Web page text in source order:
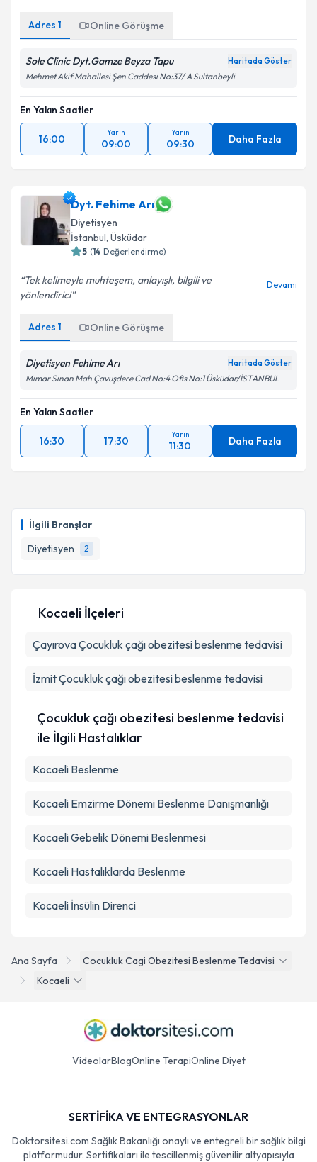
İlgili Branşlar
Diyetisyen
2
Adres 1 Online Görüşme
Sole Clinic Dyt.Gamze Beyza Tapu Haritada Göster
Mehmet Akif Mahallesi Şen Caddesi No:37/ A Sultanbeyli
En Yakın Saatler
16:00
Yarın
09:00
Yarın
09:30 Daha Fazla
Dyt. Fehime Arı
Diyetisyen
İstanbul, Üsküdar
5 (14 Değerlendirme)
Tek kelimeyle muhteşem, anlayışlı, bilgili ve
yönlendirici
Devamı
Adres 1 Online Görüşme
Diyetisyen Fehime Arı Haritada Göster
Mimar Sinan Mah Çavuşdere Cad No:4 Ofis No:1 Üsküdar/İSTANBUL
En Yakın Saatler
16:30 17:30
Yarın
11:30 Daha Fazla
Ana Sayfa
Cocukluk Cagi Obezitesi Beslenme Tedavisi
Kocaeli
Kocaeli İlçeleri
ÇayırovaÇocukluk çağı obezitesi beslenme tedavisi
İzmitÇocukluk çağı obezitesi beslenme tedavisi
Çocukluk çağı obezitesi beslenme tedavisi
ile İlgili Hastalıklar
Kocaeli Beslenme
Kocaeli Emzirme Dönemi Beslenme Danışmanlığı
Kocaeli Gebelik Dönemi Beslenmesi
Kocaeli Hastalıklarda Beslenme
Kocaeli İnsülin Direnci
VideolarBlogOnline TerapiOnline Diyet
SERTİFİKA VE ENTEGRASYONLAR
Doktorsitesi.com Sağlık Bakanlığı onaylı ve entegreli bir sağlık bilgi
platformudur. Sertifikaları ile tescillenmiş güvenilir altyapısıyla